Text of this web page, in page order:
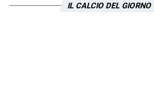
IL CALCIO DEL GIORNO